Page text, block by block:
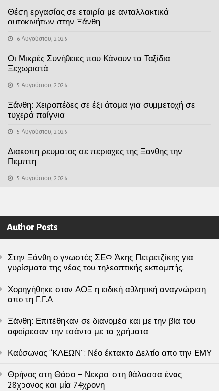
Θέση εργασίας σε εταιρία με ανταλλακτικά
αυτοκινήτων στην Ξάνθη
6 Αυγούστου, 2026
Οι Μικρές Συνήθειες που Κάνουν τα Ταξίδια
Ξεχωριστά
5 Αυγούστου, 2026
Ξάνθη: Χειροπέδες σε έξι άτομα για συμμετοχή σε
τυχερά παίγνια
5 Αυγούστου, 2026
Διακοπη ρευματος σε περιοχες της Ξανθης την
Πεμπτη
5 Αυγούστου, 2026
Author Posts
Στην Ξάνθη ο γνωστός ΣΕΦ Άκης Πετρετζίκης για
γυρίσματα της νέας του τηλεοπτικής εκπομπής.
Χορηγήθηκε στον ΑΟΞ η ειδική αθλητική αναγνώριση
απο τη Γ.Γ.Α
Ξάνθη: Επιτέθηκαν σε διανομέα και με την βία του
αφαίρεσαν την τσάντα με τα χρήματα
Καύσωνας “ΚΛΕΩΝ”: Νέο έκτακτο Δελτίο απο την ΕΜΥ
Θρήνος στη Θάσο – Νεκροί στη θάλασσα ένας
28χρονος και μία 74χρονη